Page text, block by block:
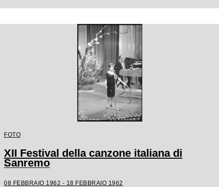
FOTO
XII Festival della canzone italiana di
Sanremo
08 FEBBRAIO 1962 - 18 FEBBRAIO 1962